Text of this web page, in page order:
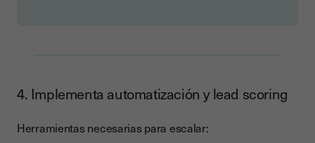
4. Implementa automatización y lead scoring
Herramientas necesarias para escalar: